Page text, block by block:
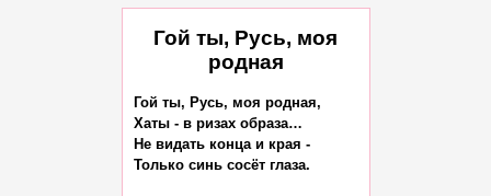
Гой ты, Русь, моя
родная
Гой ты, Русь, моя родная,
Хаты - в ризах образа…
Не видать конца и края -
Только синь сосёт глаза.